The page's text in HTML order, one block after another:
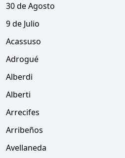
30 de Agosto
9 de Julio
Acassuso
Adrogué
Alberdi
Alberti
Arrecifes
Arribeños
Avellaneda